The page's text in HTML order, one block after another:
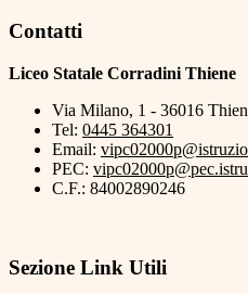
Contatti
Liceo Statale Corradini Thiene
Via Milano, 1 - 36016
Tel: 0445 364301
Email:
PEC:
C.F.: 84002890246
Sezione Link Utili